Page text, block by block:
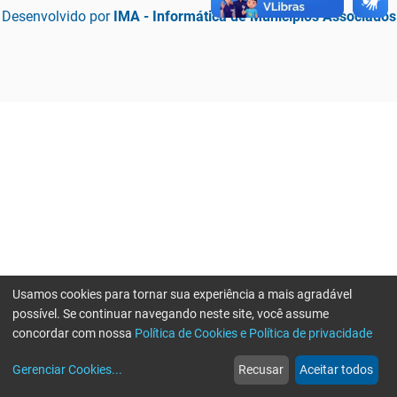
Desenvolvido por IMA - Informática de Municípios Associados
web
Notícias
more_horiz
Mais
Usamos cookies para tornar sua experiência a mais agradável
possível. Se continuar navegando neste site, você assume
concordar com nossa Política de Cookies e Política de privacidade
Gerenciar Cookies... Recusar Aceitar todos
Erro ao enviar informações, por favor tente novamente